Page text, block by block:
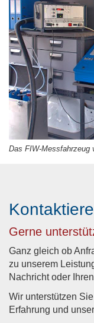
Das FIW-Messfahrzeug
Gerne
Ganz gleich ob
zu unserem
Nachricht oder
Wir unterstützen
Erfahrung und